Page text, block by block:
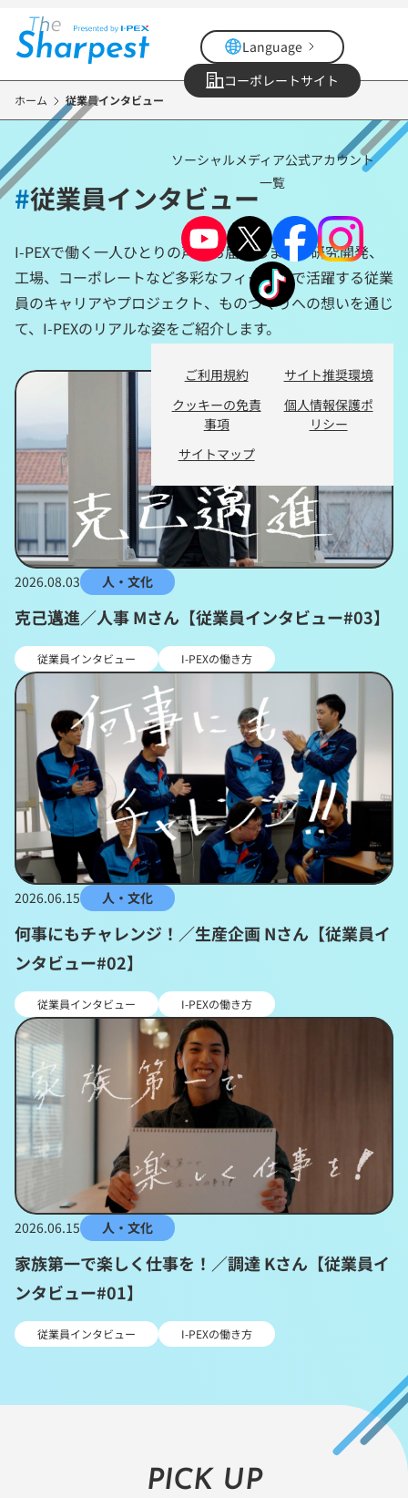
コ
テ
ツ
に
Language
コーポレートサイト
ソーシャルメディア公式アカウント
一覧
ご利用規約
サイト推奨環境
クッキーの免責
事項
個人情報保護ポ
リシー
サイトマップ
ホーム 従業員インタビュー
#従業員インタビュー
I-PEXで働く一人ひとりの声をお届けします。研究開発、
工場、コーポレートなど多彩なフィールドで活躍する従業
員のキャリアやプロジェクト、ものづくりへの想いを通じ
て、I-PEXのリアルな姿をご紹介します。
2026.08.03 人・文化
克己邁進／人事 Mさん【従業員インタビュー#03】
従業員インタビュー I-PEXの働き方
2026.06.15 人・文化
何事にもチャレンジ！／生産企画 Nさん【従業員イ
ンタビュー#02】
従業員インタビュー I-PEXの働き方
2026.06.15 人・文化
家族第一で楽しく仕事を！／調達 Kさん【従業員イ
ンタビュー#01】
従業員インタビュー I-PEXの働き方
PICK UP